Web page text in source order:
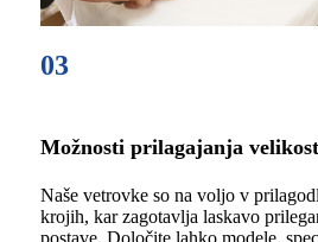
03
Možnosti prilagajanja
Naše vetrovke so na voljo v
krojih, kar zagotavlja laskavo